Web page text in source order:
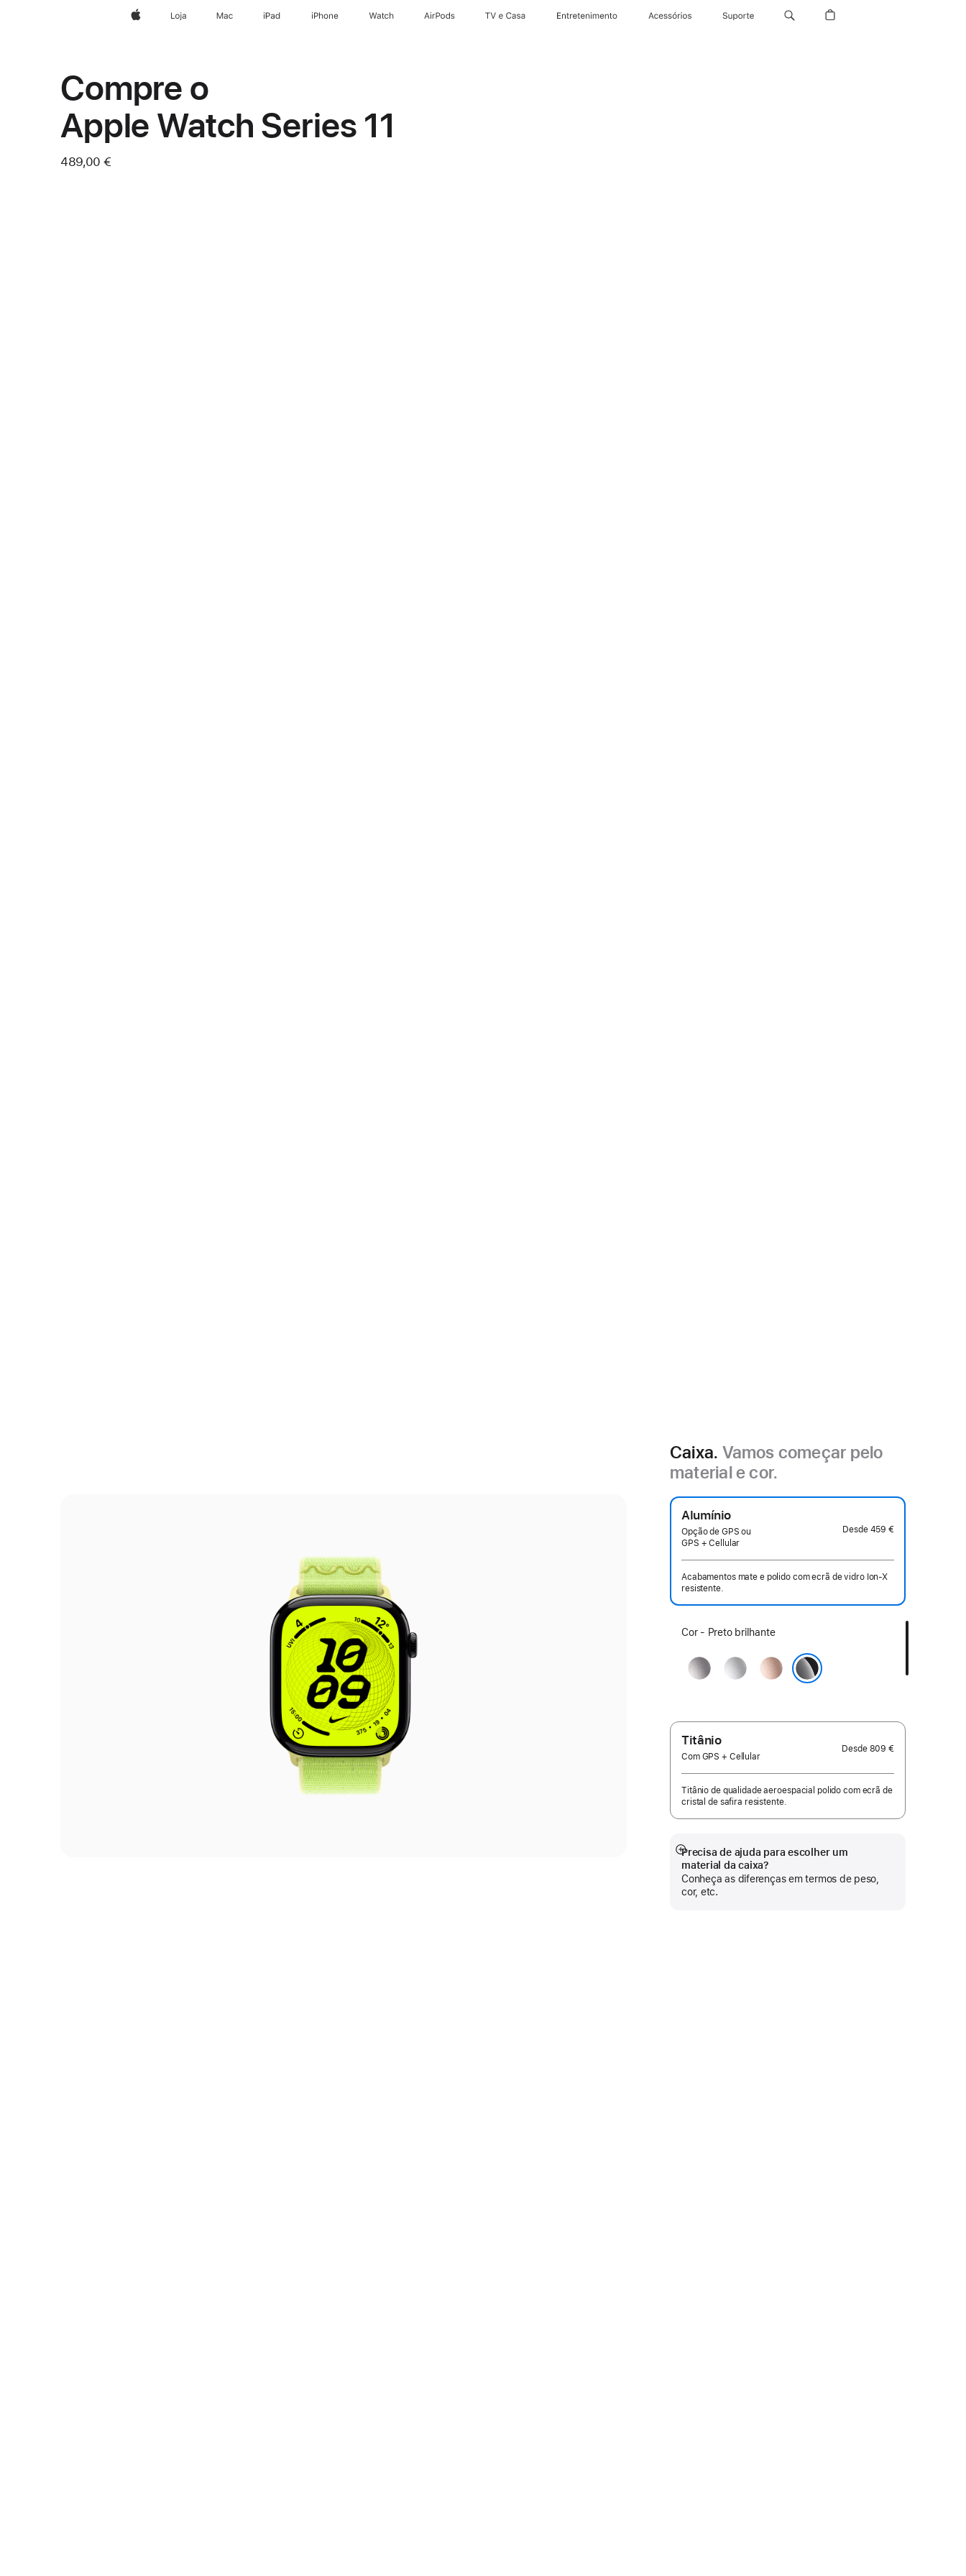
AppleLoja Mac iPad iPhone Watch AirPods TV e Casa Entretenimento Acessórios Suporte
Compre o
Apple Watch Series 11
489,00 €
Caixa. Vamos começar pelo
material e cor.
Alumínio
Opção de GPS ou
GPS + Cellular
Desde 459 €
Acabamentos mate e polido com ecrã de vidro Ion‑X
resistente.
Selecione
cor:
Cor - Preto brilhante
Cinzento
sideral
PrateadoRosa‑dourado
Titânio
Com GPS + Cellular
Desde 809 €
Titânio de qualidade aeroespacial polido com ecrã de
cristal de safira resistente.
Precisa de ajuda para escolher um
material da caixa?
Conheça as diferenças em termos de peso,
cor, etc.
Veja
mais